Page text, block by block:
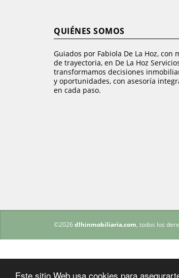
Este sitio Web usa cookies para
QUIÉNES SOMOS
Guiados por Fabiola De La Hoz, con
de trayectoria, en De La Hoz
transformamos decisiones
y oportunidades, con asesoría
en cada paso.
©2026dlhinmobiliaria.com, todos los